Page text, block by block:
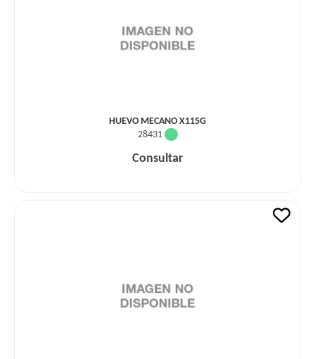
HUEVO MECANO X115G
28431
Consultar